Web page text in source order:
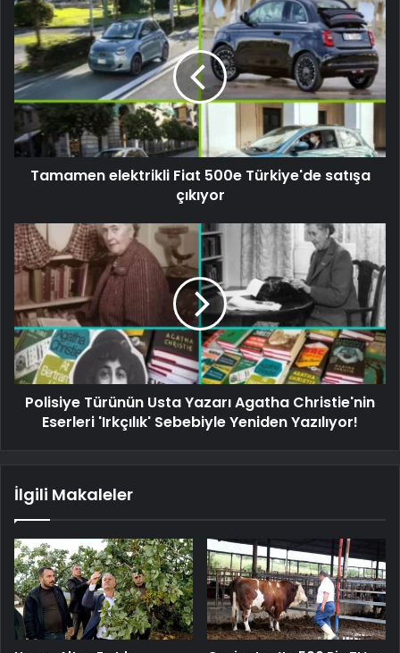
Tamamen elektrikli Fiat 500e Türkiye'de satışa
çıkıyor
Polisiye Türünün Usta Yazarı Agatha Christie'nin
Eserleri 'Irkçılık' Sebebiyle Yeniden Yazılıyor!
İlgili Makaleler